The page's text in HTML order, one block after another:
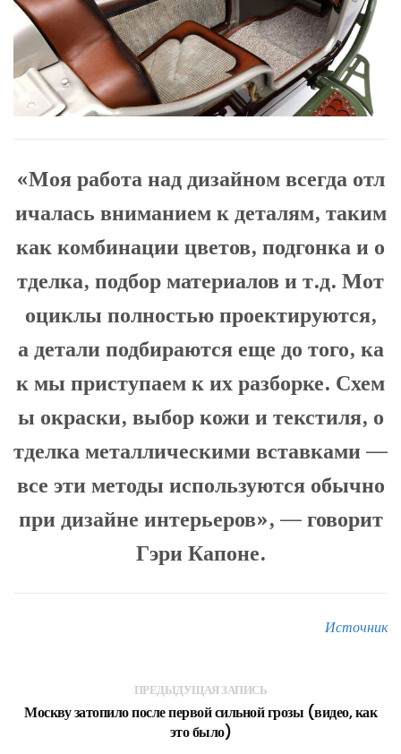
«Моя работа над дизайном всегда отл
ичалась вниманием к деталям, таким
как комбинации цветов, подгонка и о
тделка, подбор материалов и т.д. Мот
оциклы полностью проектируются,
а детали подбираются еще до того, ка
к мы приступаем к их разборке. Схем
ы окраски, выбор кожи и текстиля, о
тделка металлическими вставками —
все эти методы используются обычно
при дизайне интерьеров», — говорит
Гэри Капоне.
Источник
ПРЕДЫДУЩАЯ ЗАПИСЬ
Москву затопило после первой сильной грозы (видео, как
это было)